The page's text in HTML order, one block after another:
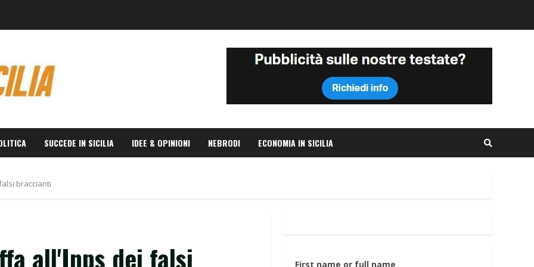
SUCCEDE IN SICILIA IDEE & OPINIONI NEBRODI ECONOMIA IN SICILIA
braccianti
all'Inps dei falsi
First name or full name